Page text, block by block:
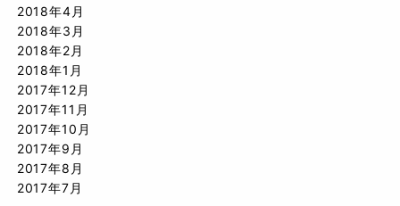
2018年4月
2018年3月
2018年2月
2018年1月
2017年12月
2017年11月
2017年10月
2017年9月
2017年8月
2017年7月